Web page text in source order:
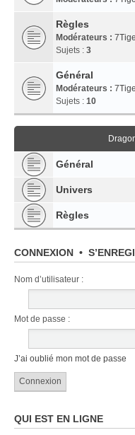
Règles
Modérateurs :
Sujets : 3
Général
Modérateurs :
Sujets : 10
Général
Univers
Règles
CONNEXION •
Nom d’utilisateur :
Mot de passe :
J’ai oublié mon mot de passe
QUI EST EN LIGNE